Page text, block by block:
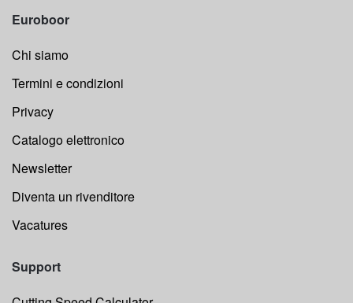
Euroboor
Chi siamo
Termini e condizioni
Privacy
Catalogo elettronico
Newsletter
Diventa un rivenditore
Vacatures
Support